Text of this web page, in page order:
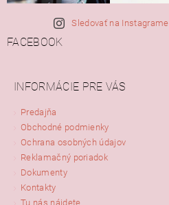
Sledovať na Instagrame
FACEBOOK
INFORMÁCIE PRE VÁS
Predajňa
Obchodné podmienky
Ochrana osobných údajov
Reklamačný poriadok
Dokumenty
Kontakty
Tu nás nájdete